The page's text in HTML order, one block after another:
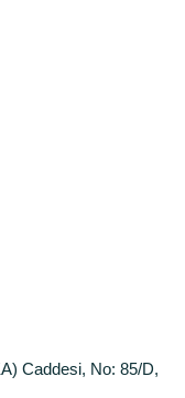
Caddesi, No: 85/D,